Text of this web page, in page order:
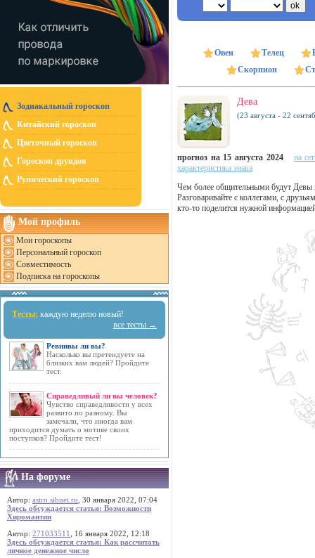
Зодиакальный гороскоп
Китайский гороскоп
Цветочный гороскоп
Гороскоп друидов
Рунический гороскоп
Мой профиль
Мои гороскопы
Персональный гороскоп
Совместимость
Подписка на гороскопы
Тесты: каждую неделю новый!
все тесты →
Ревнивы ли вы?
Насколько вы претендуете на
близких вам людей? Пройдите
тест.
Справедливый ли вы человек?
Чувство справедливости у всех
развито по разному. Вы
замечали, что иногда вам
приходится думать о мотиве своих
поступков? Пройдите тест!
На форуме
Автор: astro.sibnet.ru , 30 января 2022, 07:04
Здесь обсуждается статья: Возможности
Хиромантии
Автор: 271033511
, 16 января 2022, 12:18
Здесь обсуждается статья: Как рассчитать
личное денежное число
Овен Телец
Скорпион
Дева
(23 августа - 22
прогноз на 15 августа 2024
на
характеристика знака
Чем более общительными будут Девы
Разговаривайте с коллегами, с
кто-то поделится нужной